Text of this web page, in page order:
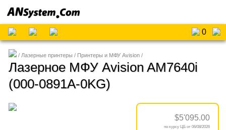
0
Лазерные принтеры Принтеры и МФУ Avision
Лазерное МФУ Avision AM7640i
(000-0891A-0KG)
$5'095.00
06/08/2026